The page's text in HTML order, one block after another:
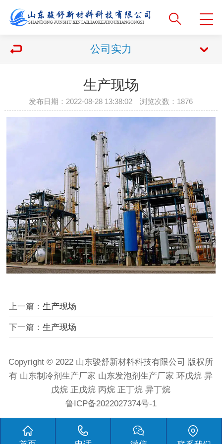
公司实力
生产现场
发布日期：2022-08-28 13:38:02 浏览次数： 1876
上一篇： 生产现场
下一篇： 生产现场
Copyright © 2022 山东骏舒新材料科技有限公司 版权所
有 山东制冷剂生产厂家 山东发泡剂生产厂家 环戊烷 异
戊烷 正戊烷 丙烷 正丁烷 异丁烷
鲁ICP备2022027374号-1